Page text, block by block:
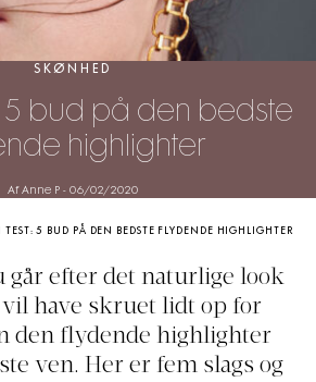
SKØNHED
5 bud på den bedste
highlighter
Af Anne P - 06/02/2020
I TEST: 5 BUD PÅ DEN BEDSTE FLYDENDE HIGHLIGHTER
går efter det naturlige look
have skruet lidt op for
den flydende highlighter
ven. Her er fem slags og